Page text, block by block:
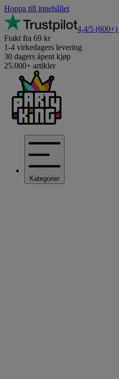
Hoppa till innehållet
4,4/5 (600+)
Frakt fra 69 kr
1-4 virkedagers levering
30 dagers åpent kjøp
25.000+ artikler
Kategorier